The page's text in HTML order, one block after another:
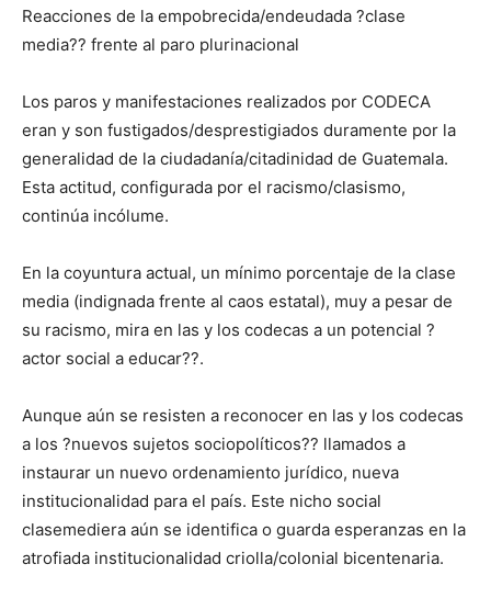
Reacciones de la empobrecida/endeudada ?clase
media?? frente al paro plurinacional
Los paros y manifestaciones realizados por CODECA
eran y son fustigados/desprestigiados duramente por la
generalidad de la ciudadanía/citadinidad de Guatemala.
Esta actitud, configurada por el racismo/clasismo,
continúa incólume.
En la coyuntura actual, un mínimo porcentaje de la clase
media (indignada frente al caos estatal), muy a pesar de
su racismo, mira en las y los codecas a un potencial ?
actor social a educar??.
Aunque aún se resisten a reconocer en las y los codecas
a los ?nuevos sujetos sociopolíticos?? llamados a
instaurar un nuevo ordenamiento jurídico, nueva
institucionalidad para el país. Este nicho social
clasemediera aún se identifica o guarda esperanzas en la
atrofiada institucionalidad criolla/colonial bicentenaria.